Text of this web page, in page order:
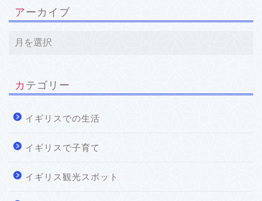
アーカイブ
カテゴリー
イギリスでの生活
イギリスで子育て
イギリス観光スポット